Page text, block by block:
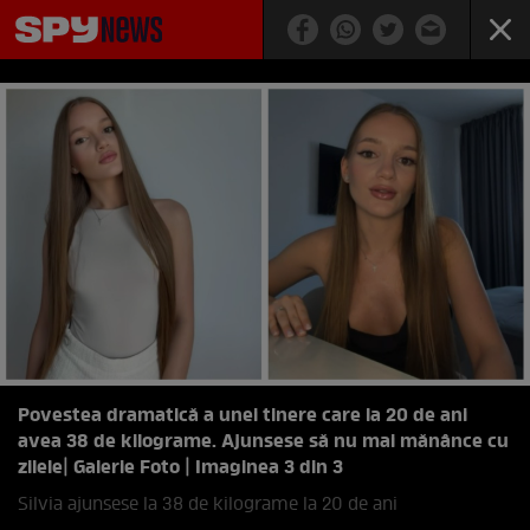
Povestea dramatică a unei tinere care la 20 de ani
avea 38 de kilograme. Ajunsese să nu mai mănânce cu
zilele| Galerie Foto | Imaginea 3 din 3
Silvia ajunsese la 38 de kilograme la 20 de ani